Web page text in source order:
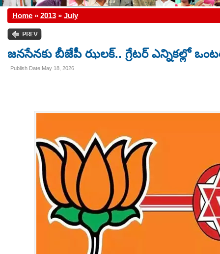
Home » 2013 » July
జనసేనకు బీజేపీ ఝలక్.. గ్రేటర్ ఎన్నికల్లో
Publish Date:May 18, 2026